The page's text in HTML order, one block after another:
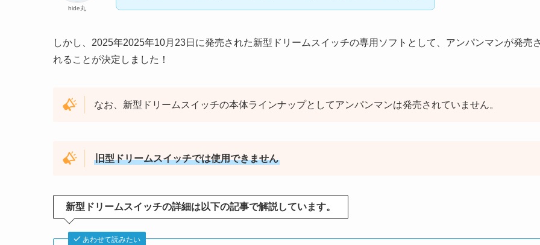
hide丸
しかし、2025年2025年10月23日に発売された新型ドリームスイッチの専用ソフトとして、アンパンマンが発売
れることが決定しました！
なお、新型ドリームスイッチの本体ラインナップとしてアンパンマンは発売されていません。
旧型ドリームスイッチでは使用できません
新型ドリームスイッチの詳細は以下の記事で解説しています。
あわせて読みたい